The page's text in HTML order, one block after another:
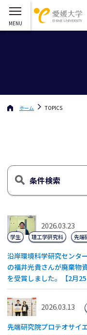
ホーム TOPICS
条件検索
2026.03.23
沿岸環境科学研究センタ
の福井光貴さんが廃棄物
を受賞しました。【2月25
学生 理工学研究科 先端
2026.03.13
先端研究院プロテオサイ